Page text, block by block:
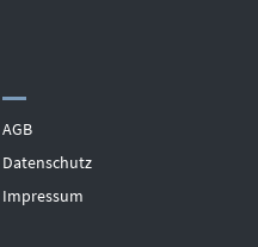
AGB
Datenschutz
Impressum